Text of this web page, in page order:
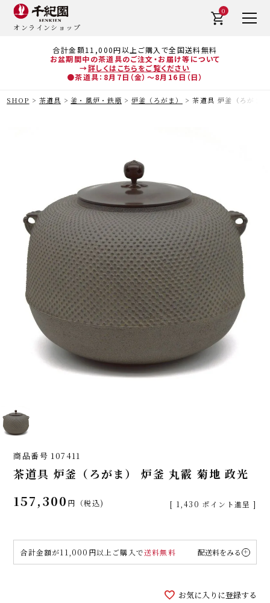
合計金額11,000円以上ご購入で全国送料無料
お盆期間中の茶道具のご注文・お届け等について
→詳しくはこちらをご覧ください
●茶道具：8月7日（金）～8月16日（日）
オンラインショップ
0
SHOP 茶道具 釜・風炉・鉄瓶 炉釜（ろがま） 茶道具 炉釜（ろがま
商品番号 107411
茶道具 炉釜（ろがま） 炉釜 丸霰 菊地 政光
157,300 税込 [ 1,430 ポイント進呈 ]
合計金額が11,000円以上ご購入で送料無料 配送料をみる
お気に入りに登録する